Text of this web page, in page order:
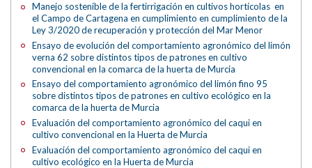
Manejo sostenible de la fertirrigación en cultivos hortícolas en
el Campo de Cartagena en cumplimiento en cumplimiento de la
Ley 3/2020 de recuperación y protección del Mar Menor
Ensayo de evolución del comportamiento agronómico del limón
verna 62 sobre distintos tipos de patrones en cultivo
convencional en la comarca de la huerta de Murcia
Ensayo del comportamiento agronómico del limón fino 95
sobre distintos tipos de patrones en cultivo ecológico en la
comarca de la huerta de Murcia
Evaluación del comportamiento agronómico del caqui en
cultivo convencional en la Huerta de Murcia
Evaluación del comportamiento agronómico del caqui en
cultivo ecológico en la Huerta de Murcia